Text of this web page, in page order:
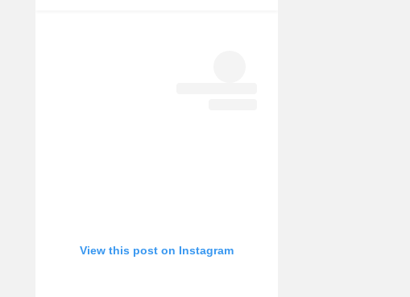
View this post on Instagram